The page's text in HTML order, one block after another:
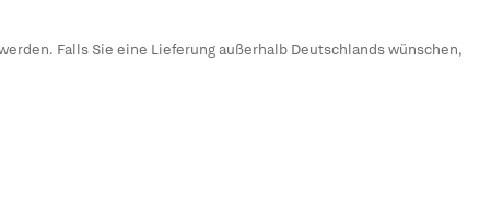
Falls Sie eine Lieferung außerhalb Deutschlands wünschen,